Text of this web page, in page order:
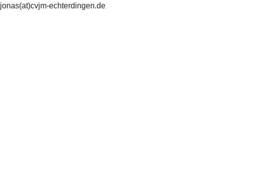
jonas(at)cvjm-echterdingen.de